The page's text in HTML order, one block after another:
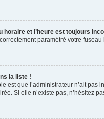
horaire et l’heure est toujours
paramétré votre
la liste !
est que l’administrateur n’ait
Si elle n’existe pas, n’hésitez